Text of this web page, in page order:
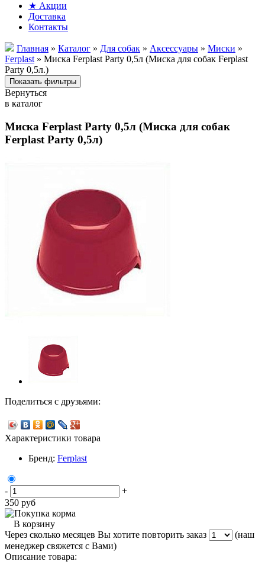
★ Акции
Доставка
Контакты
Главная » Каталог » Для собак » Аксессуары » Миски »
Ferplast » Миска Ferplast Party 0,5л (Миска для собак Ferplast
Party 0,5л.)
Вернуться
в каталог
Миска Ferplast Party 0,5л (Миска для собак
Ferplast Party 0,5л)
Поделиться с друзьями:
Характеристики товара
Бренд: Ferplast
-
+
350 руб
В корзину
Через сколько месяцев Вы хотите повторить заказ
(наш
менеджер свяжется с Вами)
Описание товара: